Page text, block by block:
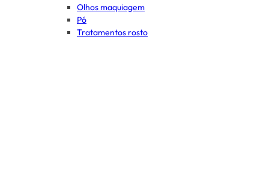
Olhos maquiagem
Pó
Tratamentos rosto